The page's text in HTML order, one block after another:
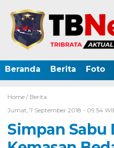
Beranda Berita Foto
Home / Berita
Jumat, 7 September 2018 - 09:54
Simpan Sabu